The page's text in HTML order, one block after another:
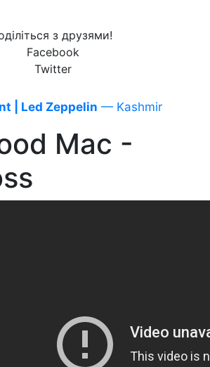
з друзями!
Facebook
Twitter
| Led Zeppelin — Kashmir
Mac -